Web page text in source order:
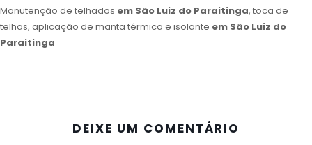
Manutenção de telhados em São Luiz do Paraitinga, toca de
telhas, aplicação de manta térmica e isolante em São Luiz do
Paraitinga
DEIXE UM COMENTÁRIO